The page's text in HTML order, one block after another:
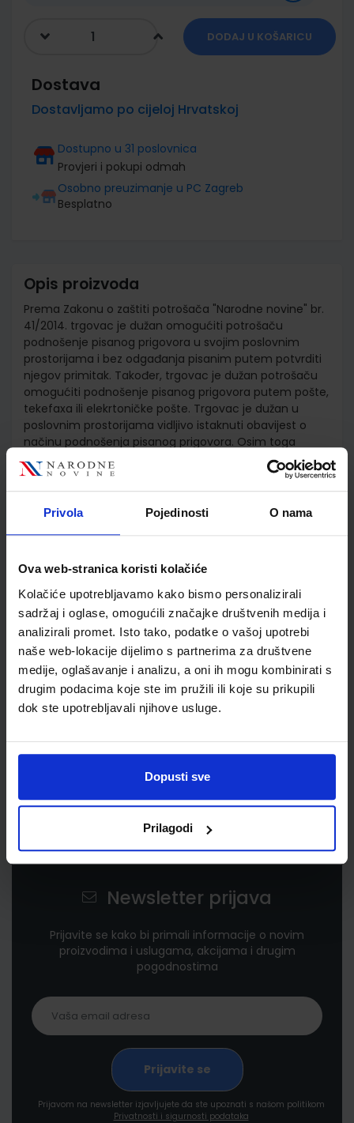
Privola Pojedinosti O nama
Ova web-stranica koristi kolačiće
Kolačiće upotrebljavamo kako bismo personalizirali
sadržaj i oglase, omogućili značajke društvenih medija i
analizirali promet. Isto tako, podatke o vašoj upotrebi
naše web-lokacije dijelimo s partnerima za društvene
medije, oglašavanje i analizu, a oni ih mogu kombinirati s
drugim podacima koje ste im pružili ili koje su prikupili
dok ste upotrebljavali njihove usluge.
Dopusti sve
Prilagodi
DODAJ U KOŠARICU
Dostava
Dostavljamo po cijeloj Hrvatskoj
Dostupno u 31 poslovnica
Provjeri i pokupi odmah
Osobno preuzimanje u PC Zagreb
Besplatno
Opis proizvoda
Prema Zakonu o zaštiti potrošača "Narodne novine" br.
41/2014. trgovac je dužan omogućiti potrošaču
podnošenje pisanog prigovora u svojim poslovnim
prostorijama i bez odgađanja pisanim putem potvrditi
njegov primitak. Također, trgovac je dužan potrošaču
omogućiti podnošenje pisanog prigovora putem pošte,
tekefaxa ili elekrtoničke pošte. Trgovac je dužan u
poslovnim prostorijama vidljivo istaknuti obavijest o
načinu podnošenja pisanog prigovora. Osim toga
trgovac koji pruža javnu uskugu dužan je na
ispostavljenom računu vidljivo istaknuti obavijest o
načinu podnošenja pisanog prigovora, te je dužan u
pisanom obliku odgovoriti na prigovore u roku od 15
dana od dana zaprimljenog prigovora. Evidenciju
prigovora potrošača trgovac je dužan voditi i čuvati na
prigovora potrošača.
Detalji proizvoda
Šifra proizvoda
120254
Jedinična mjera
knjiga
Newsletter prijava
Prijavite se kako bi primali informacije o novim
proizvodima i uslugama, akcijama i drugim
pogodnostima
Prijavom na newsletter izjavljujete da ste upoznati s našom politikom
Privatnosti i sigurnosti podataka